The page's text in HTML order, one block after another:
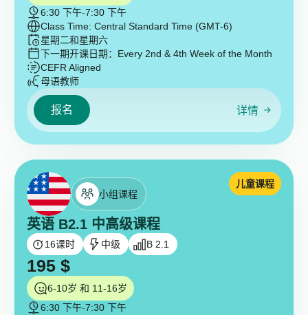
6:30 下午-7:30 下午
Class Time: Central Standard Time (GMT-6)
星期二和星期六
下一期开课日期： Every 2nd & 4th Week of the Month
CEFR Aligned
母语教师
报名 详情
小组课程
英语 B2.1 中高级课程
儿童课程
16课时 中级 B 2.1
195 $
6-10岁 和 11-16岁
6:30 下午-7:30 下午